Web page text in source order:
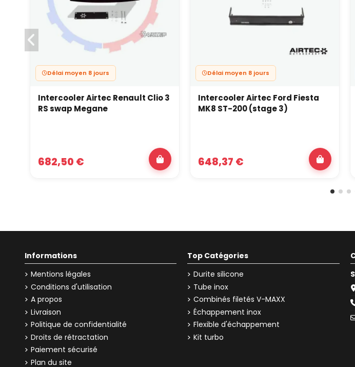
Délai moyen 8 jours
Intercooler Airtec Renault Clio 3
RS swap Megane
682,50 €
Délai moyen 8 jours
Intercooler Airtec Ford Fiesta
MK8 ST-200 (stage 3)
648,37 €
Informations
Mentions légales
Conditions d'utilisation
A propos
Livraison
Politique de confidentialité
Droits de rétractation
Paiement sécurisé
Plan du site
Top Catégories
Durite silicone
Tube inox
Combinés filetés V-MAXX
Échappement inox
Flexible d'échappement
Kit turbo